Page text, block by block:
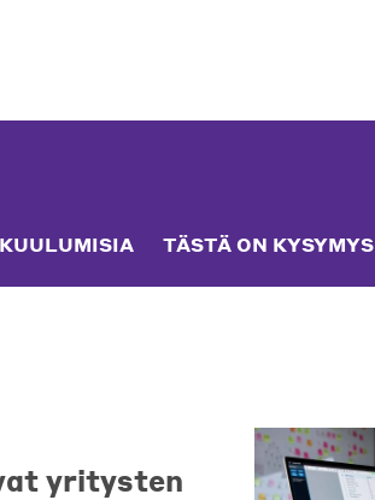
TÄSTÄ ON KYSYMYS
yritysten